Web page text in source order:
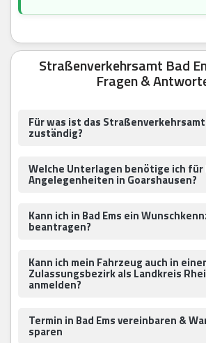
Straßenverkehrsamt Bad
Fragen &
Für was ist das Straßenverkehrsamt
zuständig?
Welche Unterlagen benötige ich für
Angelegenheiten in Goarshausen?
Kann ich in Bad Ems ein
beantragen?
Kann ich mein Fahrzeug auch in
Zulassungsbezirk als Landkreis
anmelden?
Termin in Bad Ems vereinbaren &
sparen